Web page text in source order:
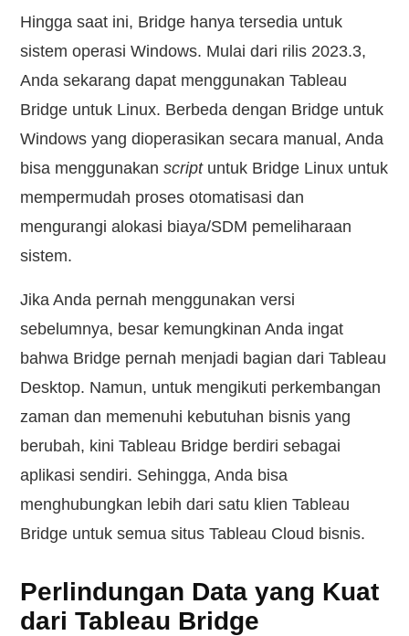
Hingga saat ini, Bridge hanya tersedia untuk
sistem operasi Windows. Mulai dari rilis 2023.3,
Anda sekarang dapat menggunakan Tableau
Bridge untuk Linux. Berbeda dengan Bridge untuk
Windows yang dioperasikan secara manual, Anda
bisa menggunakanscript untuk Bridge Linux untuk
mempermudah proses otomatisasi dan
mengurangi alokasi biaya/SDM pemeliharaan
sistem.
Jika Anda pernah menggunakan versi
sebelumnya, besar kemungkinan Anda ingat
bahwa Bridge pernah menjadi bagian dari Tableau
Desktop. Namun, untuk mengikuti perkembangan
zaman dan memenuhi kebutuhan bisnis yang
berubah, kini Tableau Bridge berdiri sebagai
aplikasi sendiri. Sehingga, Anda bisa
menghubungkan lebih dari satu klien Tableau
Bridge untuk semua situs Tableau Cloud bisnis.
Perlindungan Data yang Kuat
dari Tableau Bridge